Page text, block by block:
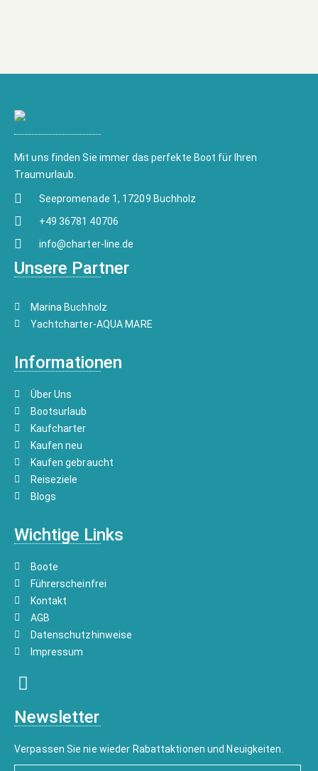
Mit uns finden Sie immer das perfekte Boot für Ihren
Traumurlaub.
Seepromenade 1, 17209 Buchholz
+49 36781 40706
info@charter-line.de
Unsere Partner
Marina Buchholz
Yachtcharter-AQUA MARE
Informationen
Über Uns
Bootsurlaub
Kaufcharter
Kaufen neu
Kaufen gebraucht
Reiseziele
Blogs
Wichtige Links
Boote
Führerscheinfrei
Kontakt
AGB
Datenschutzhinweise
Impressum
Newsletter
Verpassen Sie nie wieder Rabattaktionen und Neuigkeiten.